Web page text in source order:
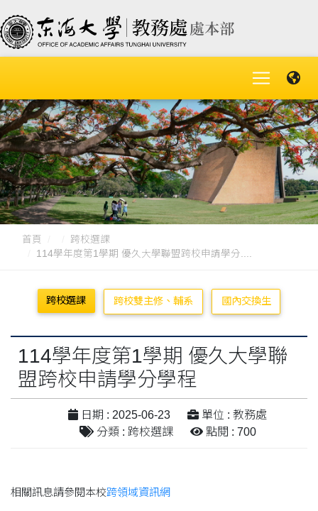
首頁
跨校選課
114學年度第1學期 優久大學聯盟跨校申請學分....
跨校選課 跨校雙主修、輔系 國內交換生
114學年度第1學期 優久大學聯
盟跨校申請學分學程
日期 : 2025-06-23
單位 : 教務處
分類 : 跨校選課
點閱 : 700
相關訊息請參閱本校跨領域資訊網